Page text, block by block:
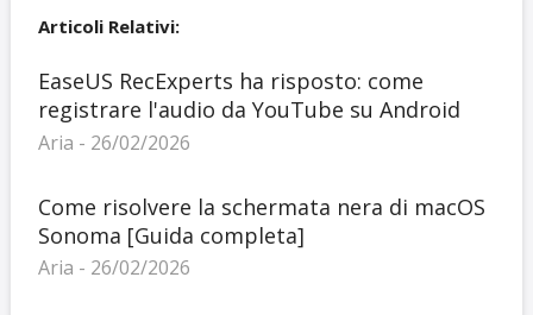
Articoli Relativi:
EaseUS RecExperts ha risposto: come
registrare l'audio da YouTube su Android
Aria - 26/02/2026
Come risolvere la schermata nera di macOS
Sonoma [Guida completa]
Aria - 26/02/2026